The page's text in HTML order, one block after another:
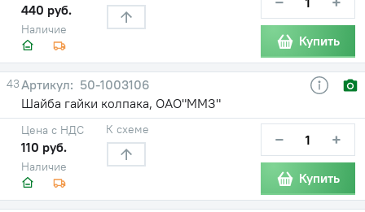
Наличие
440 руб.
Купить
43
50-1003106
Шайба гайки колпака, ОАО"ММЗ"
Наличие
Цена с НДС
110 руб.
К схеме − +
Купить